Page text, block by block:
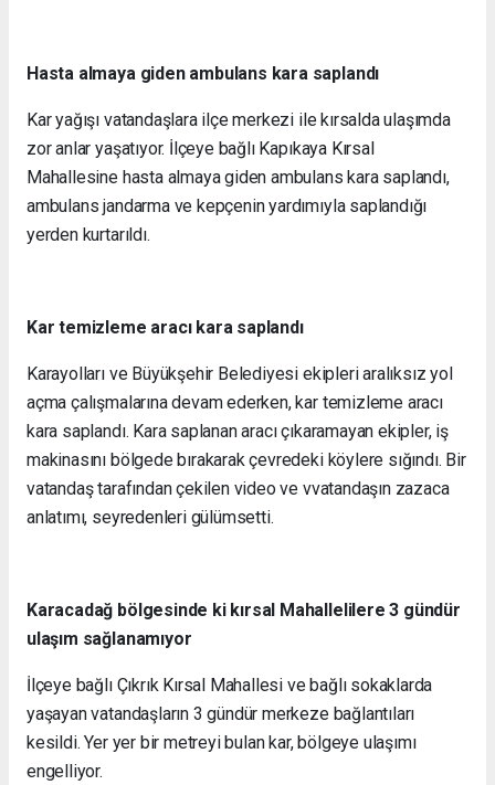
Hasta almaya giden ambulans kara saplandı
Kar yağışı vatandaşlara ilçe merkezi ile kırsalda ulaşımda
zor anlar yaşatıyor. İlçeye bağlı Kapıkaya Kırsal
Mahallesine hasta almaya giden ambulans kara saplandı,
ambulans jandarma ve kepçenin yardımıyla saplandığı
yerden kurtarıldı.
Kar temizleme aracı kara saplandı
Karayolları ve Büyükşehir Belediyesi ekipleri aralıksız yol
açma çalışmalarına devam ederken, kar temizleme aracı
kara saplandı. Kara saplanan aracı çıkaramayan ekipler, iş
makinasını bölgede bırakarak çevredeki köylere sığındı. Bir
vatandaş tarafından çekilen video ve vvatandaşın zazaca
anlatımı, seyredenleri gülümsetti.
Karacadağ bölgesinde ki kırsal Mahallelilere 3 gündür
ulaşım sağlanamıyor
İlçeye bağlı Çıkrık Kırsal Mahallesi ve bağlı sokaklarda
yaşayan vatandaşların 3 gündür merkeze bağlantıları
kesildi. Yer yer bir metreyi bulan kar, bölgeye ulaşımı
engelliyor.